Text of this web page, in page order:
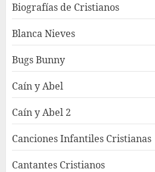
Biografías de Cristianos
Blanca Nieves
Bugs Bunny
Caín y Abel
Caín y Abel 2
Canciones Infantiles Cristianas
Cantantes Cristianos